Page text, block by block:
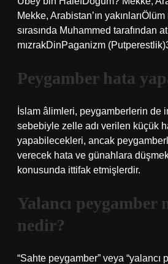
Mekke, Arabistan’ın
sırasında Muhammed tarafından
mızrakDinPaganizm
Peygamber hata
İslam âlimleri, peygamberlerin de
sebebiyle zelle adı verilen küçük
yapabilecekleri, ancak
verecek hata ve günahlara
konusunda ittifak etmişlerdir.
Yalancı peygamber
nedir?
“Sahte peygamber” veya “yalancı